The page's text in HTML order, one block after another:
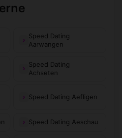
Speed Dating
Aarwangen
Speed Dating
Achseten
Speed Dating Aefligen
Speed Dating Aeschau